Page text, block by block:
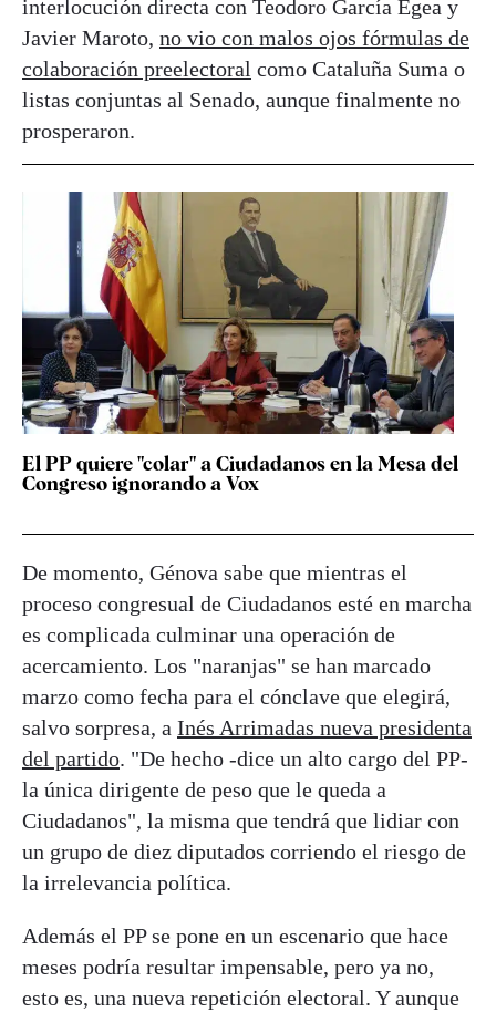
interlocución directa con Teodoro García Egea y
Javier Maroto, no vio con malos ojos fórmulas de
colaboración preelectoral como Cataluña Suma o
listas conjuntas al Senado, aunque finalmente no
prosperaron.
El PP quiere "colar" a Ciudadanos en la Mesa del
Congreso ignorando a Vox
De momento, Génova sabe que mientras el
proceso congresual de Ciudadanos esté en marcha
es complicada culminar una operación de
acercamiento. Los "naranjas" se han marcado
marzo como fecha para el cónclave que elegirá,
salvo sorpresa, a Inés Arrimadas nueva presidenta
del partido. "De hecho -dice un alto cargo del PP-
la única dirigente de peso que le queda a
Ciudadanos", la misma que tendrá que lidiar con
un grupo de diez diputados corriendo el riesgo de
la irrelevancia política.
Además el PP se pone en un escenario que hace
meses podría resultar impensable, pero ya no,
esto es, una nueva repetición electoral. Y aunque